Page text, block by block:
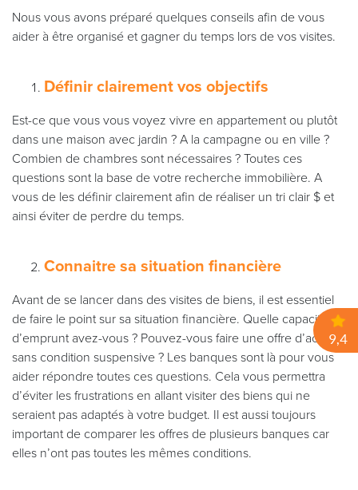
Nous vous avons préparé quelques conseils afin de vous
aider à être organisé et gagner du temps lors de vos visites.
Définir clairement vos objectifs
Est-ce que vous vous voyez vivre en appartement ou plutôt
dans une maison avec jardin ? A la campagne ou en ville ?
Combien de chambres sont nécessaires ? Toutes ces
questions sont la base de votre recherche immobilière. A
vous de les définir clairement afin de réaliser un tri clair $ et
ainsi éviter de perdre du temps.
Connaitre sa situation financière
Avant de se lancer dans des visites de biens, il est essentiel
de faire le point sur sa situation financière. Quelle capacité
d’emprunt avez-vous ? Pouvez-vous faire une offre d’achat
sans condition suspensive ? Les banques sont là pour vous
aider répondre toutes ces questions. Cela vous permettra
d’éviter les frustrations en allant visiter des biens qui ne
seraient pas adaptés à votre budget. Il est aussi toujours
important de comparer les offres de plusieurs banques car
elles n’ont pas toutes les mêmes conditions.